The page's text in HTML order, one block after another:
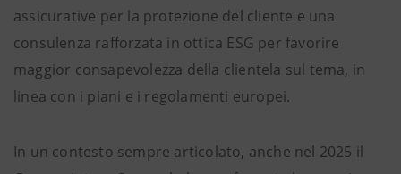
assicurative per la protezione del cliente e una
consulenza rafforzata in ottica ESG per favorire
maggior consapevolezza della clientela sul tema, in
linea con i piani e i regolamenti europei.
In un contesto sempre articolato, anche nel 2025 il